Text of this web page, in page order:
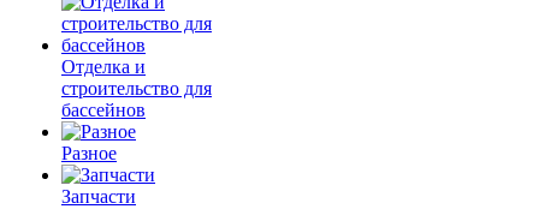
Отделка и
строительство для
бассейнов
Разное
Запчасти